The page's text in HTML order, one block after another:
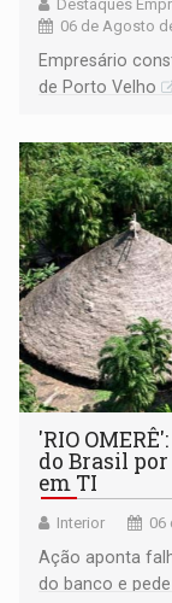
Destaques
06 de Agosto
Empresário
de Porto Velho
'RIO
do Brasil
em TI
Interior 06
Ação aponta
do banco e